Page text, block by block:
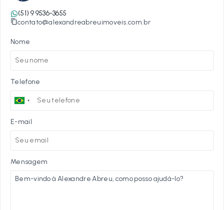
(51) 9 9536-3655
contato@alexandreabreuimoveis.com.br
Nome
Telefone
E-mail
Mensagem